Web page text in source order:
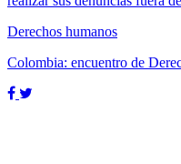
Derechos humanos
Colombia: encuentro de